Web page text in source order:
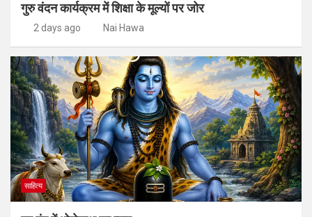
गुरु वंदन कार्यक्रम में शिक्षा के मूल्यों पर जोर
2 days ago Nai Hawa
साहित्य